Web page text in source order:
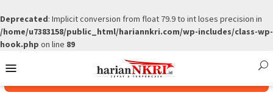
Deprecated: Implicit conversion from float 79.9 to int loses precision in
/home/u7383158/public_html/hariannkri.com/wp-includes/class-wp-
hook.php on line 89
to
Menu